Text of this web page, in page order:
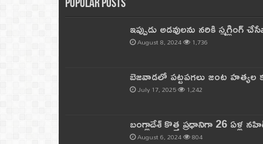
Popular Posts
ఇప్పుడు అడవులను నరికి
August 8, 2024 1,736
బెజవాడలో పట్టపగలు జంట
July 17, 2025 1,242
బంగ్లాదేశ్ కొత్త ప్రధానిగా 26 ఏళ్ల
August 6, 2024 804